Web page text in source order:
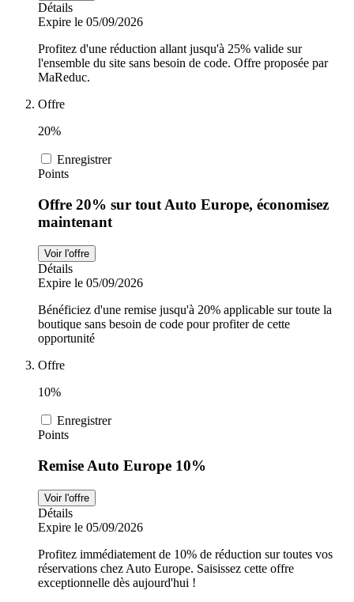
Détails
Expire le 05/09/2026
Profitez d'une réduction allant jusqu'à 25% valide sur
l'ensemble du site sans besoin de code. Offre proposée par
MaReduc.
Offre
20%
Enregistrer
Points
Offre 20% sur tout Auto Europe, économisez
maintenant
Voir l'offre
Détails
Expire le 05/09/2026
Bénéficiez d'une remise jusqu'à 20% applicable sur toute la
boutique sans besoin de code pour profiter de cette
opportunité
Offre
10%
Enregistrer
Points
Remise Auto Europe 10%
Voir l'offre
Détails
Expire le 05/09/2026
Profitez immédiatement de 10% de réduction sur toutes vos
réservations chez Auto Europe. Saisissez cette offre
exceptionnelle dès aujourd'hui !